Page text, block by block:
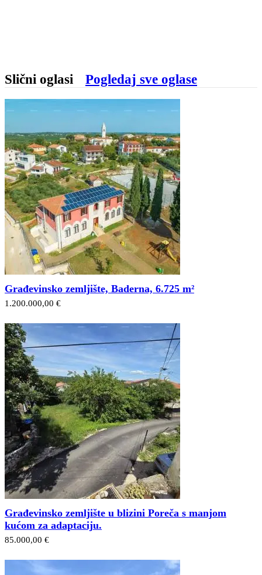
Slični oglasi Pogledaj sve oglase
Građevinsko zemljište, Baderna, 6.725 m²
1.200.000,00 €
Građevinsko zemljište u blizini Poreča s manjom
kućom za adaptaciju.
85.000,00 €